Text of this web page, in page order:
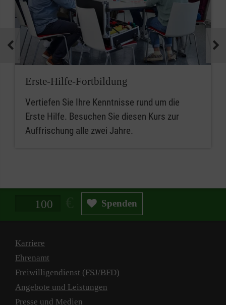
Erste-Hilfe-Fortbildung
Vertiefen Sie Ihre Kenntnisse rund um die
Erste Hilfe. Besuchen Sie diesen Kurs zur
Auffrischung alle zwei Jahre.
Spendenbetrag in Euro Spenden
Karriere
Ehrenamt
Freiwilligendienst (FSJ/BFD)
Angebote und Leistungen
Presse und Medien